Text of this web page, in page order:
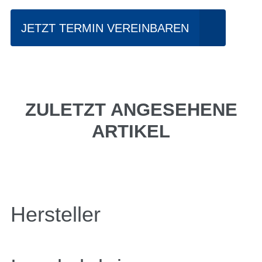
JETZT TERMIN VEREINBAREN
ZULETZT ANGESEHENE
ARTIKEL
Hersteller